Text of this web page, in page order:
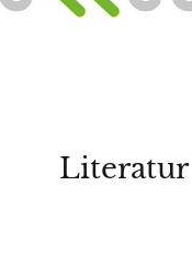
Literatur